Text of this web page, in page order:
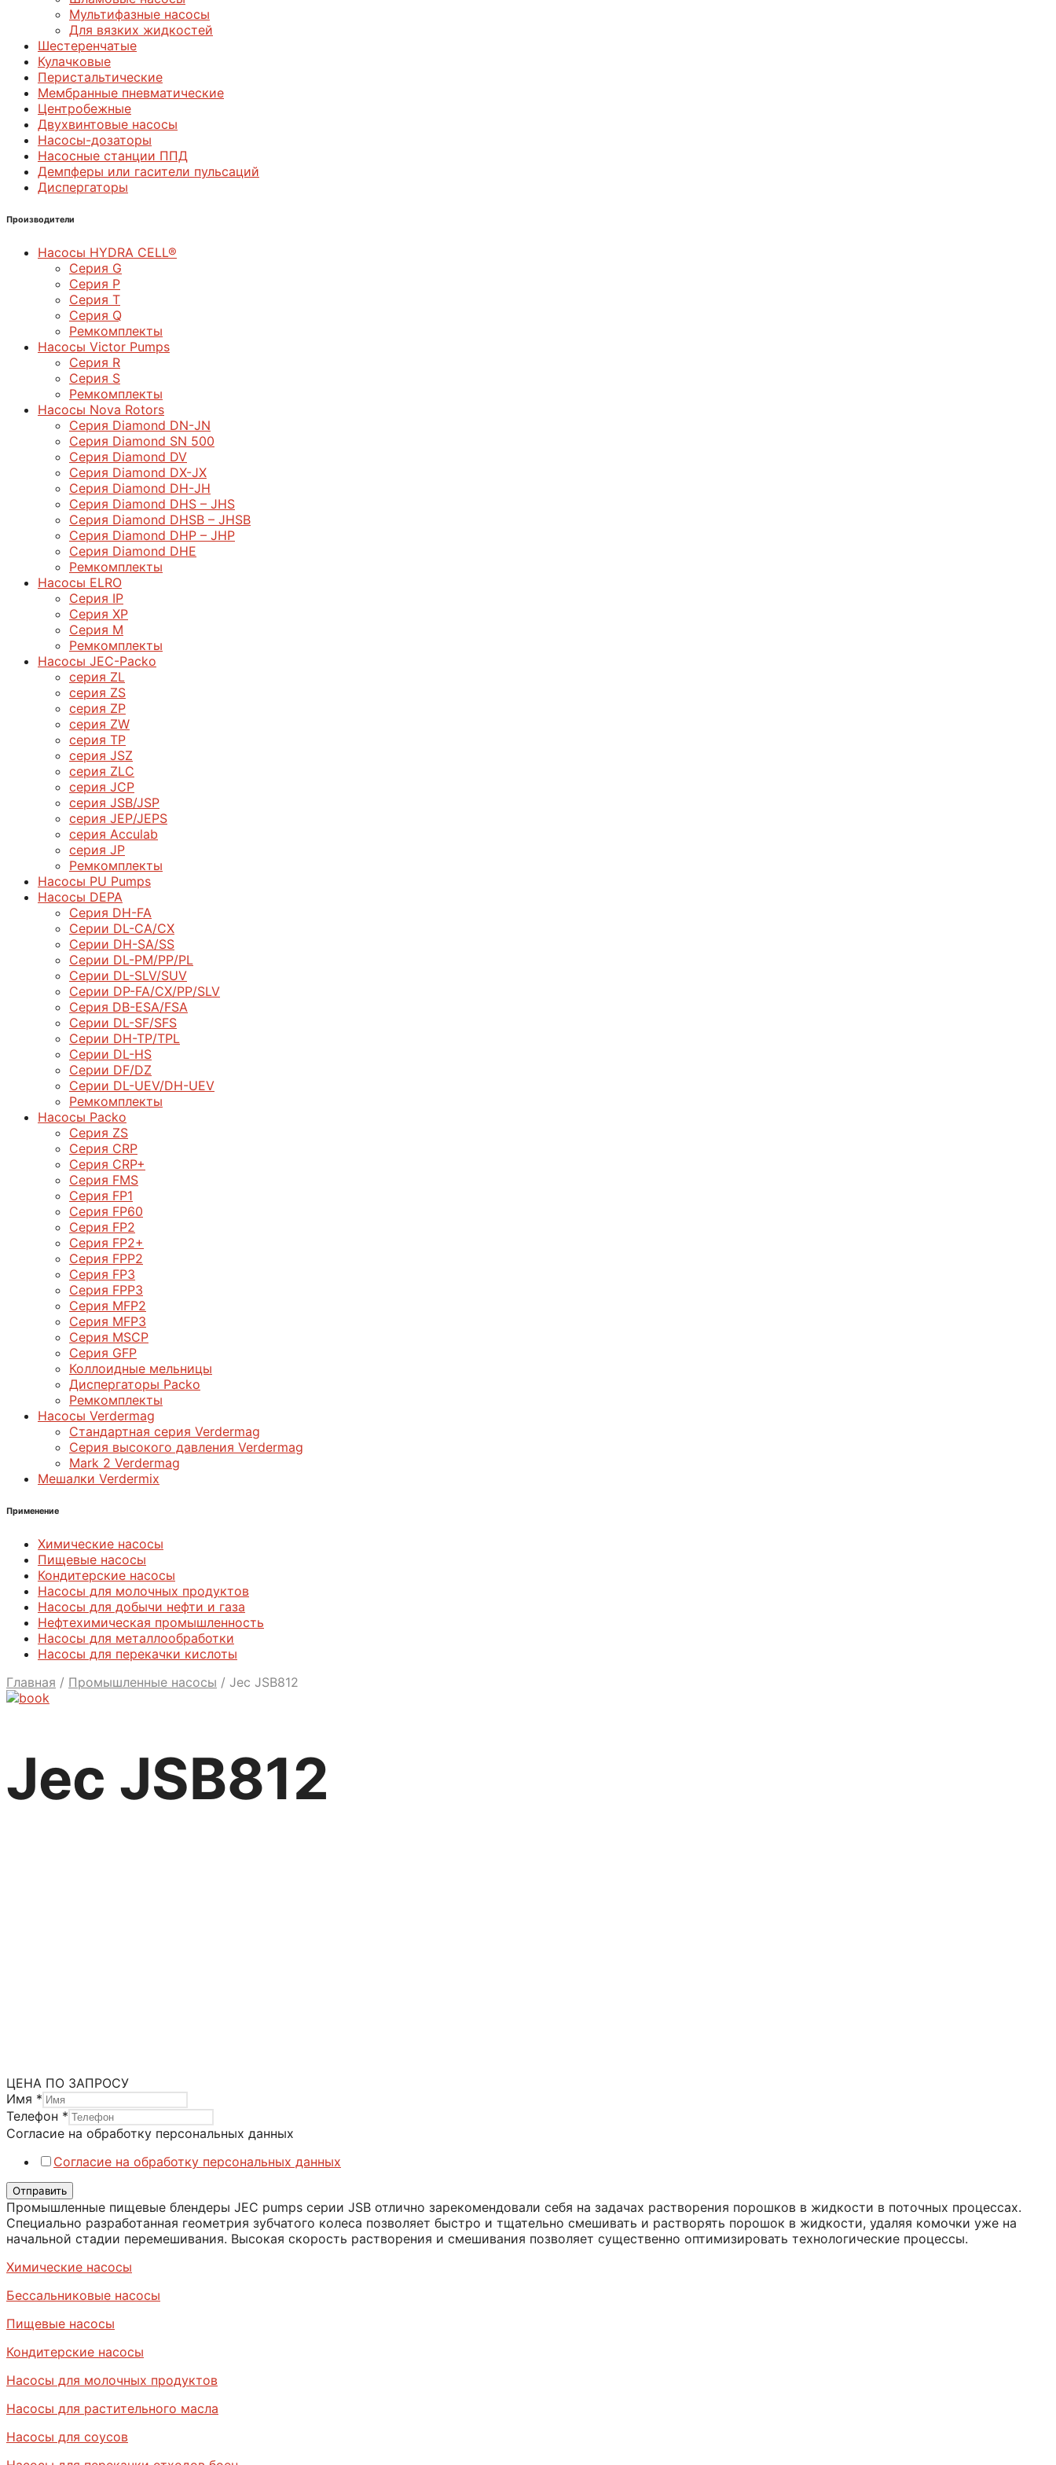
Мультифазные насосы
Для вязких жидкостей
Шестеренчатые
Кулачковые
Перистальтические
Мембранные пневматические
Центробежные
Двухвинтовые насосы
Насосы-дозаторы
Насосные станции ППД
Демпферы или гасители пульсаций
Диспергаторы
Производители
Насосы HYDRA CELL®
Серия G
Серия P
Серия T
Серия Q
Ремкомплекты
Насосы Victor Pumps
Серия R
Серия S
Ремкомплекты
Насосы Nova Rotors
Серия Diamond DN-JN
Серия Diamond SN 500
Серия Diamond DV
Серия Diamond DX-JX
Серия Diamond DH-JH
Серия Diamond DHS – JHS
Серия Diamond DHSB – JHSB
Серия Diamond DHP – JHP
Серия Diamond DHE
Ремкомплекты
Насосы ELRO
Серия IP
Серия XP
Серия M
Ремкомплекты
Насосы JEC-Packo
серия ZL
серия ZS
серия ZP
серия ZW
серия TP
серия JSZ
серия ZLC
серия JCP
серия JSB/JSP
серия JEP/JEPS
серия Acculab
серия JP
Ремкомплекты
Насосы PU Pumps
Насосы DEPA
Серия DH-FA
Серии DL-CA/CX
Серии DH-SA/SS
Серии DL-PM/РР/PL
Серии DL-SLV/SUV
Серии DP-FA/CX/PP/SLV
Серия DB-ЕSA/FSA
Серии DL-SF/SFS
Серии DН-ТP/ТPL
Серии DL-HS
Серии DF/DZ
Серии DL-UEV/DH-UEV
Ремкомплекты
Насосы Packo
Серия ZS
Серия CRP
Серия CRP+
Серия FMS
Серия FP1
Серия FP60
Серия FP2
Серия FP2+
Серия FPP2
Серия FP3
Серия FPP3
Серия МFP2
Серия МFP3
Серия MSCP
Серия GFP
Коллоидные мельницы
Диспергаторы Packo
Ремкомплекты
Насосы Verdermag
Стандартная серия Verdermag
Серия высокого давления Verdermag
Mark 2 Verdermag
Мешалки Verdermix
Применение
Химические насосы
Пищевые насосы
Кондитерские насосы
Насосы для молочных продуктов
Насосы для добычи нефти и газа
Нефтехимическая промышленность
Насосы для металлообработки
Насосы для перекачки кислоты
Главная / Промышленные насосы / Jec JSB812
Jec JSB812
ЦЕНА ПО ЗАПРОСУ
Имя *
Телефон *
Согласие на обработку персональных данных
Согласие на обработку персональных данных
Отправить
Промышленные пищевые блендеры JEC pumps серии JSB отлично зарекомендовали себя на задачах растворения порошков в жидкости в поточных процессах.
Специально разработанная геометрия зубчатого колеса позволяет быстро и тщательно смешивать и растворять порошок в жидкости, удаляя комочки уже на
начальной стадии перемешивания. Высокая скорость растворения и смешивания позволяет существенно оптимизировать технологические процессы.
Химические насосы
Бессальниковые насосы
Пищевые насосы
Кондитерские насосы
Насосы для молочных продуктов
Насосы для растительного масла
Насосы для соусов